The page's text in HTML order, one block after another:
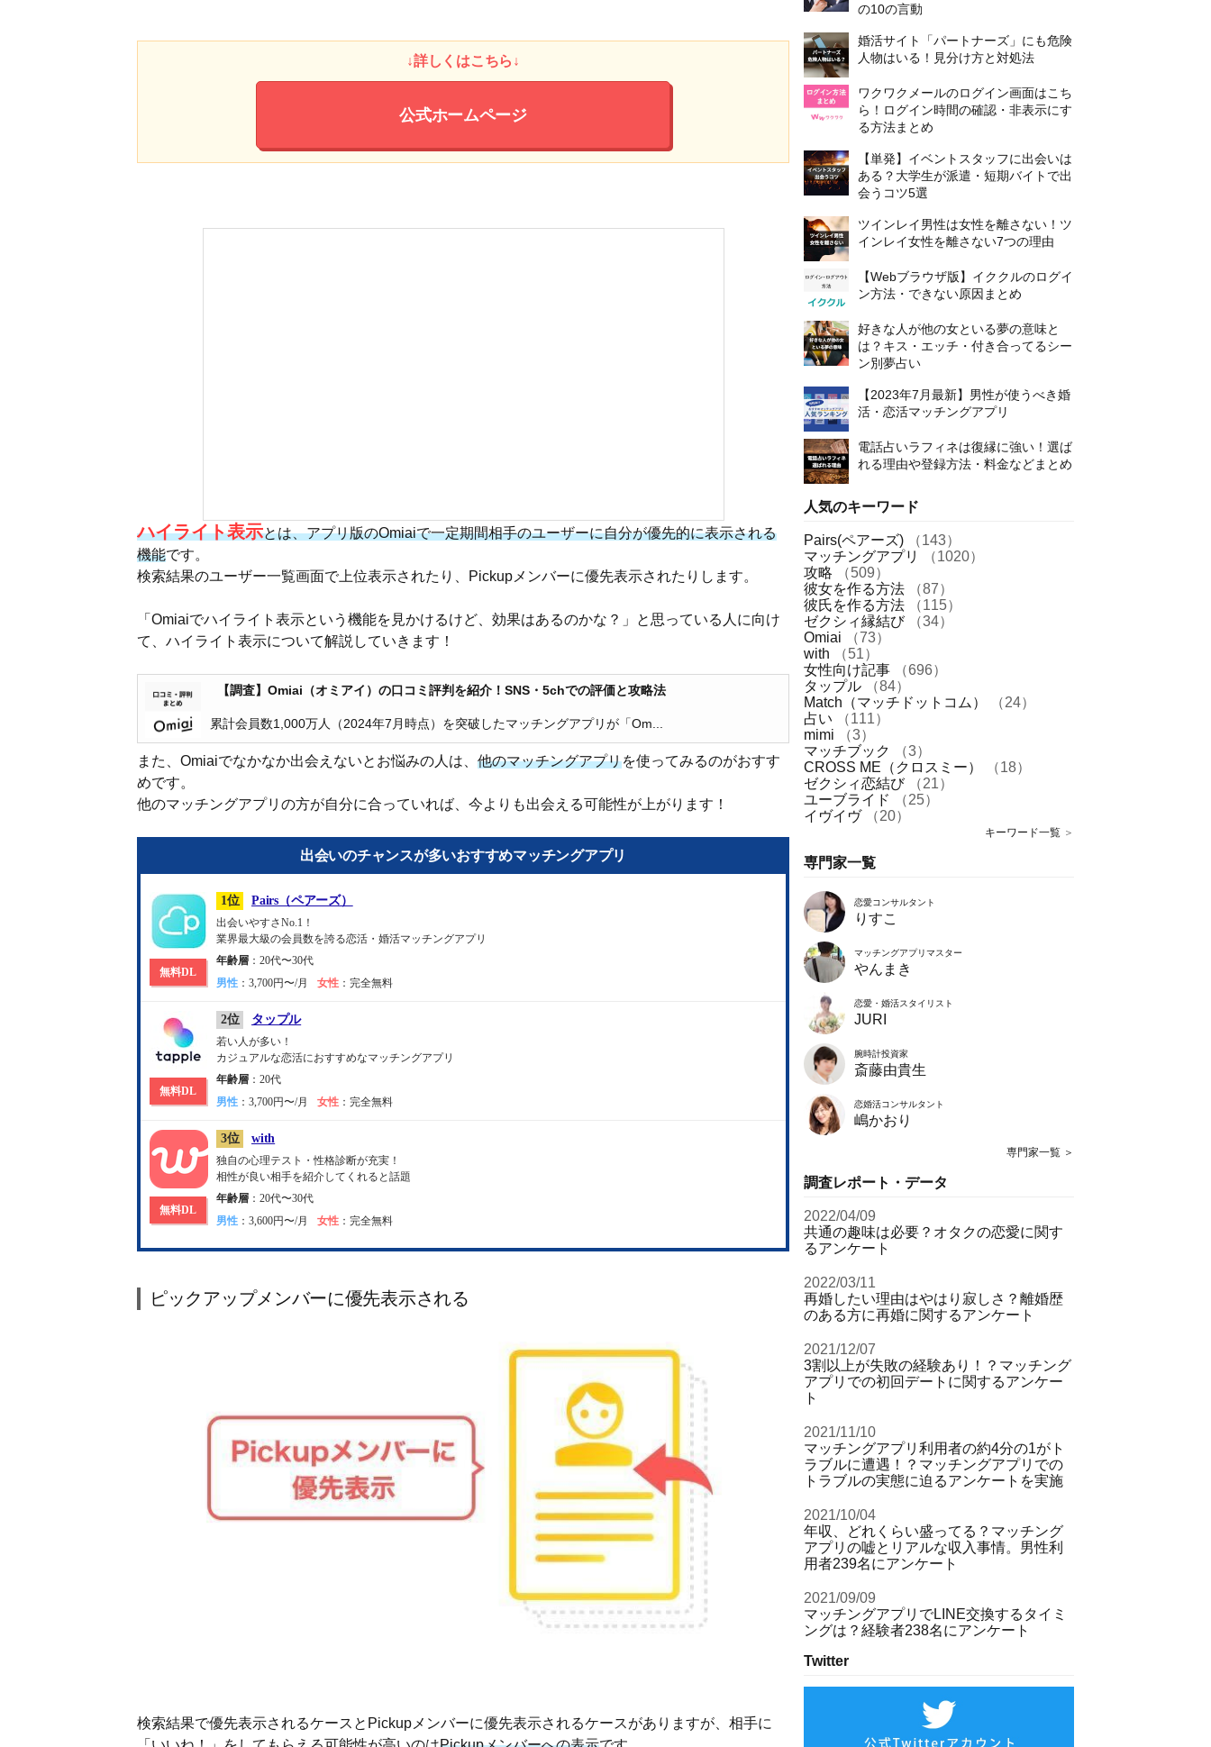
↓詳しくはこちら↓
公式ホームページ
ハイライト表示とは、アプリ版のOmiaiで一定期間相手のユーザーに自分が優先的に表示される
機能です。
検索結果のユーザー一覧画面で上位表示されたり、Pickupメンバーに優先表示されたりします。
「Omiaiでハイライト表示という機能を見かけるけど、効果はあるのかな？」と思っている人に向け
て、ハイライト表示について解説していきます！
【調査】Omiai（オミアイ）の口コミ評判を紹介！SNS・5chでの評価と攻略法
累計会員数1,000万人（2024年7月時点）を突破したマッチングアプリが「Om...
また、Omiaiでなかなか出会えないとお悩みの人は、 他のマッチングアプリを使ってみるのがおすす
めです。
他のマッチングアプリの方が自分に合っていれば、今よりも出会える可能性が上がります！
出会いのチャンスが多いおすすめマッチングアプリ
無料DL
1位 Pairs（ペアーズ）
出会いやすさNo.1！
業界最大級の会員数を誇る恋活・婚活マッチングアプリ
年齢層 ：20代〜30代
男性 ：3,700円〜/月 女性 ：完全無料
無料DL
2位 タップル
若い人が多い！
カジュアルな恋活におすすめなマッチングアプリ
年齢層 ：20代
男性 ：3,700円〜/月 女性 ：完全無料
無料DL
3位 with
独自の心理テスト・性格診断が充実！
相性が良い相手を紹介してくれると話題
年齢層 ：20代〜30代
男性 ：3,600円〜/月 女性 ：完全無料
ピックアップメンバーに優先表示される
検索結果で優先表示されるケースとPickupメンバーに優先表示されるケースがありますが、相手に
の10の言動
婚活サイト「パートナーズ」にも危険
人物はいる！見分け方と対処法
ワクワクメールのログイン画面はこち
ら！ログイン時間の確認・非表示にす
る方法まとめ
【単発】イベントスタッフに出会いは
ある？大学生が派遣・短期バイトで出
会うコツ5選
ツインレイ男性は女性を離さない！ツ
インレイ女性を離さない7つの理由
【Webブラウザ版】イククルのログイ
ン方法・できない原因まとめ
好きな人が他の女といる夢の意味と
は？キス・エッチ・付き合ってるシー
ン別夢占い
【2023年7月最新】男性が使うべき婚
活・恋活マッチングアプリ
電話占いラフィネは復縁に強い！選ば
れる理由や登録方法・料金などまとめ
人気のキーワード
Pairs(ペアーズ)
（143）
マッチングアプリ
（1020）
攻略
（509）
彼女を作る方法
（87）
彼氏を作る方法
（115）
ゼクシィ縁結び
（34）
Omiai
（73）
with
（51）
女性向け記事
（696）
タップル
（84）
Match（マッチドットコム）
（24）
占い
（111）
mimi
（3）
マッチブック
（3）
CROSS ME（クロスミー）
（18）
ゼクシィ恋結び
（21）
ユーブライド
（25）
イヴイヴ
（20）
キーワード一覧 ＞
専門家一覧
恋愛コンサルタント
りすこ
マッチングアプリマスター
やんまき
恋愛・婚活スタイリスト
JURI
腕時計投資家
斎藤由貴生
恋婚活コンサルタント
嶋かおり
専門家一覧 ＞
調査レポート・データ
2022/04/09
共通の趣味は必要？オタクの恋愛に関す
るアンケート
2022/03/11
再婚したい理由はやはり寂しさ？離婚歴
のある方に再婚に関するアンケート
2021/12/07
3割以上が失敗の経験あり！？マッチング
アプリでの初回デートに関するアンケー
ト
2021/11/10
マッチングアプリ利用者の約4分の1がト
ラブルに遭遇！？マッチングアプリでの
トラブルの実態に迫るアンケートを実施
2021/10/04
年収、どれくらい盛ってる？マッチング
アプリの嘘とリアルな収入事情。男性利
用者239名にアンケート
2021/09/09
マッチングアプリでLINE交換するタイミ
ングは？経験者238名にアンケート
Twitter